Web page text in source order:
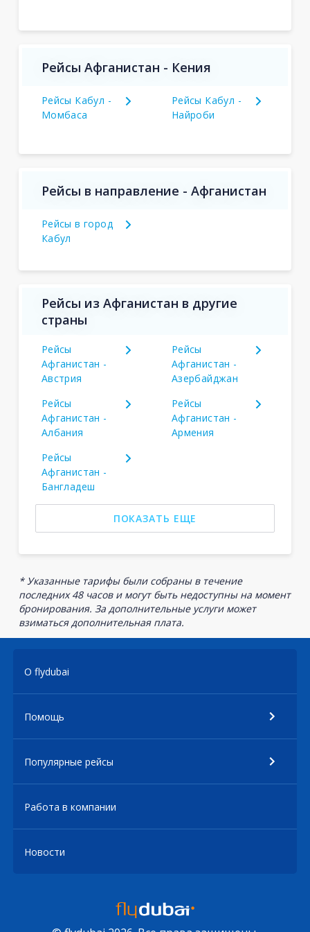
Рейсы Афганистан - Кения
Рейсы Кабул -
Момбаса
Рейсы Кабул -
Найроби
Рейсы в направление - Афганистан
Рейсы в город
Кабул
Рейсы из Афганистан в другие
страны
Рейсы
Афганистан -
Австрия
Рейсы
Афганистан -
Азербайджан
Рейсы
Афганистан -
Албания
Рейсы
Афганистан -
Армения
Рейсы
Афганистан -
Бангладеш
ПОКАЗАТЬ ЕЩЕ
* Указанные тарифы были собраны в течение
последних 48 часов и могут быть недоступны на момент
бронирования. За дополнительные услуги может
взиматься дополнительная плата.
О flydubai
Помощь
Популярные рейсы
Работа в компании
Новости